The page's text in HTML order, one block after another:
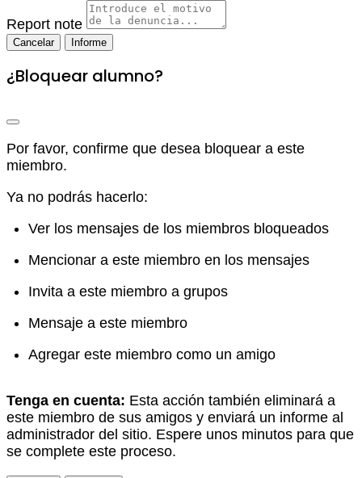
Report note
Informe
¿Bloquear alumno?
Por favor, confirme que desea bloquear a este
miembro.
Ya no podrás hacerlo:
Ver los mensajes de los miembros bloqueados
Mencionar a este miembro en los mensajes
Invita a este miembro a grupos
Mensaje a este miembro
Agregar este miembro como un amigo
Tenga en cuenta: Esta acción también eliminará a
este miembro de sus amigos y enviará un informe al
administrador del sitio. Espere unos minutos para que
se complete este proceso.